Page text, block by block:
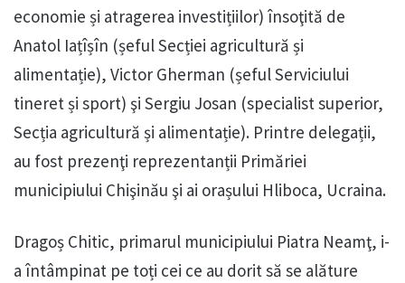
economie și atragerea investițiilor) însoţită de
Anatol Iațîșîn (șeful Secției agricultură și
alimentație), Victor Gherman (șeful Serviciului
tineret și sport) şi Sergiu Josan (specialist superior,
Secția agricultură și alimentație). Printre delegații,
au fost prezenţi reprezentanții Primăriei
municipiului Chişinău şi ai orașului Hliboca, Ucraina.
Dragoș Chitic, primarul municipiului Piatra Neamţ, i-
a întâmpinat pe toți cei ce au dorit să se alăture